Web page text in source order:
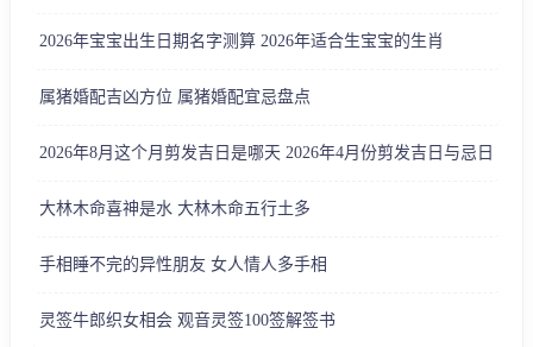
2026年宝宝出生日期名字测算 2026年适合生宝宝的生肖
属猪婚配吉凶方位 属猪婚配宜忌盘点
2026年8月这个月剪发吉日是哪天 2026年4月份剪发吉日与忌日
大林木命喜神是水 大林木命五行土多
手相睡不完的异性朋友 女人情人多手相
灵签牛郎织女相会 观音灵签100签解签书